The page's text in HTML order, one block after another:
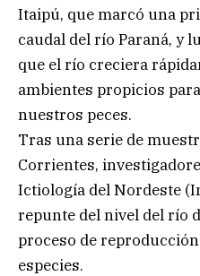
Itaipú, que marcó una
caudal del río Paraná, y
que el río creciera
ambientes propicios
nuestros peces.
Tras una serie de
Corrientes,
Ictiología del Nordeste
repunte del nivel del río
proceso de
especies.